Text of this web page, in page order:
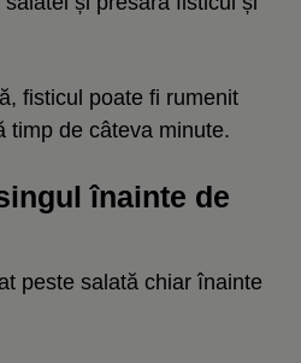
fisticul poate fi rumenit
timp de câteva minute.
înainte de
peste salată chiar înainte